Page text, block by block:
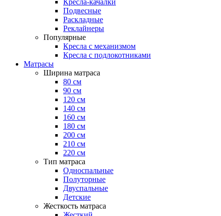
Кресла-качалки
Подвесные
Раскладные
Реклайнеры
Популярные
Кресла с механизмом
Кресла с подлокотниками
Матрасы
Ширина матраса
80 см
90 см
120 см
140 см
160 см
180 см
200 см
210 см
220 см
Тип матраса
Односпальные
Полуторные
Двуспальные
Детские
Жесткость матраса